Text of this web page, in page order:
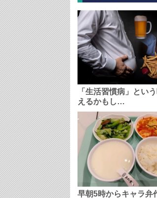
「生活習慣病」とい
えるかもし…
早朝5時からキャラ弁